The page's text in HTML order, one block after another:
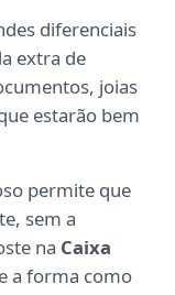
diferenciais
extra de
joias
estarão bem
permite que
sem a
na Caixa
a forma como